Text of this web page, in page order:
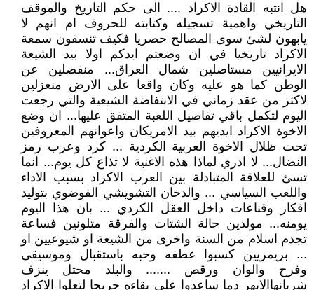
هل انتبه القادة الاكراد .... الى حكم التاريخ والموقف
التاريخي واهمية تسجيله وكتابته للحروف ام انهم لا
يابهون لشئ سوى المصالح حصريا فكيف تنسفون سمعة
الاكراد تاريخيا في ان وضعتم ايدكم اولا بيد الشيعة
الايرانيين مستاصلين شمال العراق... منفصلين عن
الوطن كما هو عليه وكان واقعا على الارض منعزلين
لاكثر من عقد زماني في الانتفاضة الشيعية والتي رجعت
اليوم لتكمل باقي تفاصيل اللعبة المتفق عليها... ان وضع
الاخوة الاكراد ايديهم بيد الامريكان واعوانهم المعروفين
تحت ظلال الاخوة العربية الكردية ... كرد وعرب رمز
النضال... لا ادري لماذا هذه الاغنية لا تذاع كل يوم... انما
تسئ للعلاقة المتبادلة بين العرب الاكراد بسبب الاداء
واللعب السياسي ... والدخان التشويشي الفوضوي بتوليد
افكار وقناعات داخل العقل الكردي ... بان هذا اليوم
يومنه... مولدين حالة الشتات والفرقة متلونين فساعة
تجدم اسلام من السنة واخرى من الشيعة او شيوعيين او
... بريمريين كسبوا عطفه وحبه باستقبال وموسيقى
وفرح والوان ورقص ....... والبلد محتل ينزف
شريانهاالابهر دما ساعدوا على بقاءه جريحا لتعلوا الاكراد